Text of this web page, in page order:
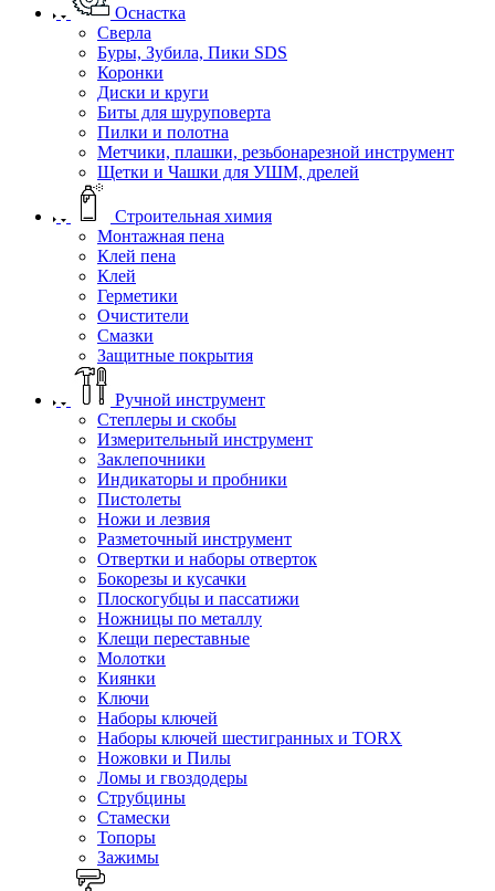
Оснастка
Сверла
Буры, Зубила, Пики SDS
Коронки
Диски и круги
Биты для шуруповерта
Пилки и полотна
Метчики, плашки, резьбонарезной инструмент
Щетки и Чашки для УШМ, дрелей
Строительная химия
Монтажная пена
Клей пена
Клей
Герметики
Очистители
Смазки
Защитные покрытия
Ручной инструмент
Степлеры и скобы
Измерительный инструмент
Заклепочники
Индикаторы и пробники
Пистолеты
Ножи и лезвия
Разметочный инструмент
Отвертки и наборы отверток
Бокорезы и кусачки
Плоскогубцы и пассатижи
Ножницы по металлу
Клещи переставные
Молотки
Киянки
Ключи
Наборы ключей
Наборы ключей шестигранных и TORX
Ножовки и Пилы
Ломы и гвоздодеры
Струбцины
Стамески
Топоры
Зажимы